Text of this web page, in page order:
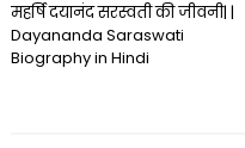
महर्षि दयानंद सरस्वती की जीवनी| |
Dayananda Saraswati
Biography in Hindi